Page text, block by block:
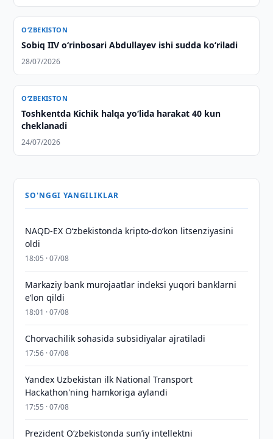
O‘ZBEKISTON
Sobiq IIV o‘rinbosari Abdullayev ishi sudda ko‘riladi
28/07/2026
O‘ZBEKISTON
Toshkentda Kichik halqa yo‘lida harakat 40 kun
cheklanadi
24/07/2026
SO'NGGI YANGILIKLAR
NAQD-EX O‘zbekistonda kripto-do‘kon litsenziyasini
oldi
18:05 · 07/08
Markaziy bank murojaatlar indeksi yuqori banklarni
eʼlon qildi
18:01 · 07/08
Chorvachilik sohasida subsidiyalar ajratiladi
17:56 · 07/08
Yandex Uzbekistan ilk National Transport
Hackathon'ning hamkoriga aylandi
17:55 · 07/08
Prezident Oʻzbekistonda sunʼiy intellektni